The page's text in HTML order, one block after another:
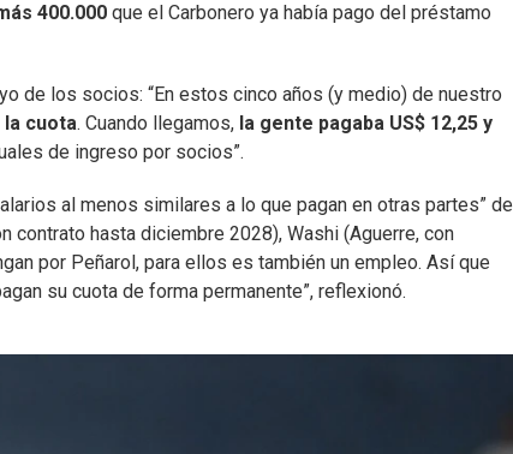
400.000 que el Carbonero ya había pago del préstamo
de los socios: “En estos cinco años (y medio) de nuestro
la cuota. Cuando llegamos, la gente pagaba US$ 12,25 y
de ingreso por socios”.
al menos similares a lo que pagan en otras partes” del
contrato hasta diciembre 2028), Washi (Aguerre, con
por Peñarol, para ellos es también un empleo. Así que
su cuota de forma permanente”, reflexionó.